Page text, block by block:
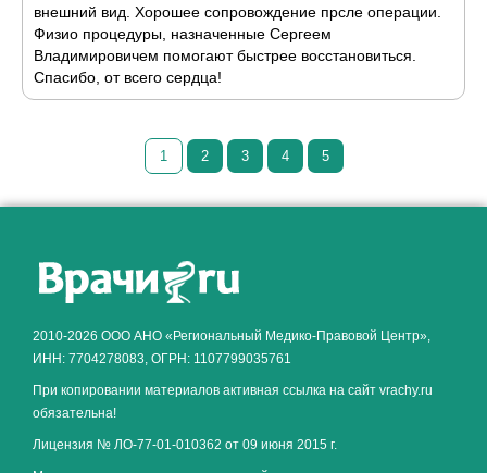
внешний вид. Хорошее сопровождение прсле операции.
Физио процедуры, назначенные Сергеем
Владимировичем помогают быстрее восстановиться.
Спасибо, от всего сердца!
1 2 3 4 5
2010-2026 ООО АНО «Региональный Медико-Правовой Центр»,
ИНН: 7704278083, ОГРН: 1107799035761
При копировании материалов активная ссылка на сайт vrachy.ru
обязательна!
Лицензия № ЛО-77-01-010362 от 09 июня 2015 г.